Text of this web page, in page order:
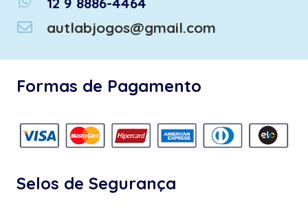
autlabjogos@gmail.com
Formas de Pagamento
Selos de Segurança